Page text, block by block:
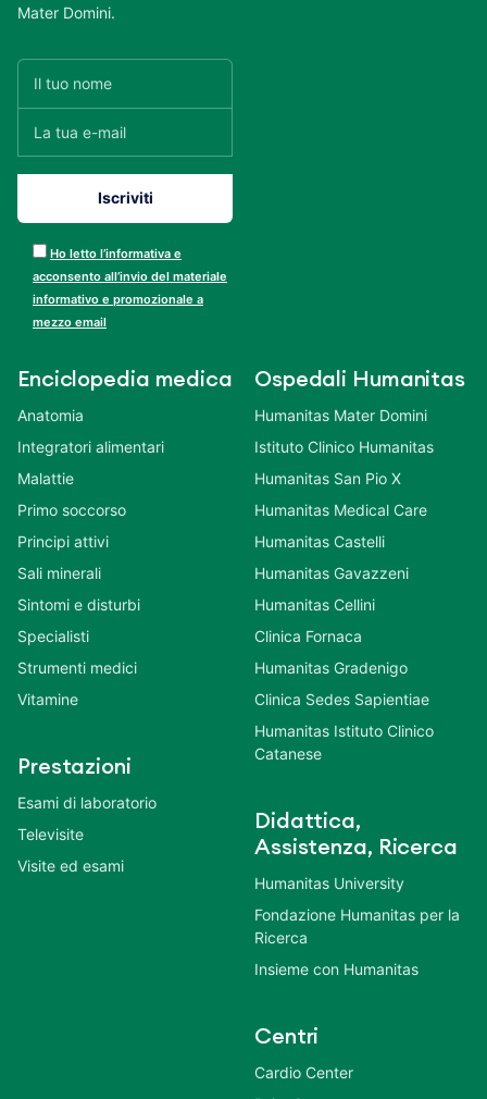
Mater Domini.
Ho letto l’informativa e
acconsento all’invio del materiale
informativo e promozionale a
mezzo email
Enciclopedia medica
Anatomia
Integratori alimentari
Malattie
Primo soccorso
Principi attivi
Sali minerali
Sintomi e disturbi
Specialisti
Strumenti medici
Vitamine
Prestazioni
Esami di laboratorio
Televisite
Visite ed esami
Ospedali Humanitas
Humanitas Mater Domini
Istituto Clinico Humanitas
Humanitas San Pio X
Humanitas Medical Care
Humanitas Castelli
Humanitas Gavazzeni
Humanitas Cellini
Clinica Fornaca
Humanitas Gradenigo
Clinica Sedes Sapientiae
Humanitas Istituto Clinico
Catanese
Didattica,
Assistenza, Ricerca
Humanitas University
Fondazione Humanitas per la
Ricerca
Insieme con Humanitas
Centri
Cardio Center